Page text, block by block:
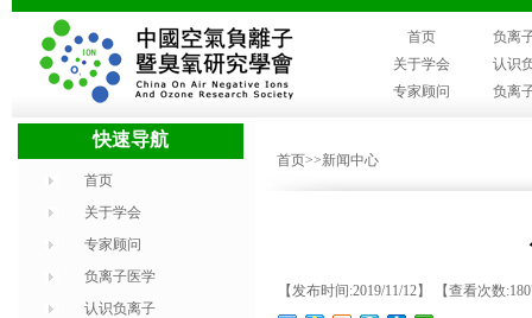
首页
负离
关于学会
认识
专家顾问
负离
快速导航
首页
关于学会
专家顾问
负离子医学
认识负离子
首页>>新闻中心
【发布时间:2019/11/12】 【查看次数